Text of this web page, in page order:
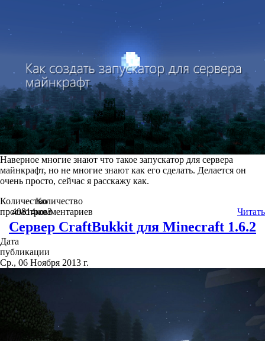
Наверное многие знают что такое запускатор для сервера
майнкрафт, но не многие знают как его сделать. Делается он
очень просто, сейчас я расскажу как.
Количество
просмотров
40814
Количество
комментариев
3 Читать
Сервер CraftBukkit для Minecraft 1.6.2
Дата
публикации
Ср., 06 Ноября 2013 г.